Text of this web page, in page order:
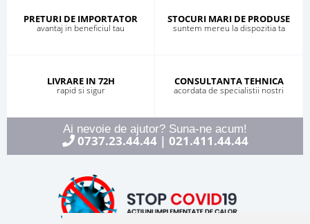
PRETURI DE IMPORTATOR
avantaj in beneficiul tau
STOCURI MARI DE PRODUSE
suntem mereu la dispozitia ta
LIVRARE IN 72H
rapid si sigur
CONSULTANTA TEHNICA
acordata de specialistii nostri
Ai nevoie de ajutor? Suna-ne acum!
0737.23.44.44| 021.411.44.44